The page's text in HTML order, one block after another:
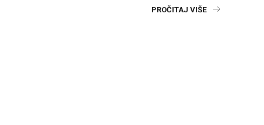
PROČITAJ VIŠE